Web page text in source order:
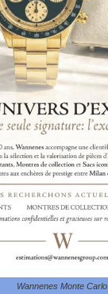
Wannenes Monte Carlo